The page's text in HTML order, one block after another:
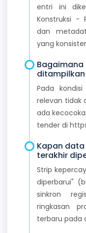
entri ini
Konstruksi -
dan
yang
Bagaimana
Pada
relevan tidak
ada
tender di
Kapan
terakhir
Strip
diperbarui"
sinkron
ringkasan
terbaru pada